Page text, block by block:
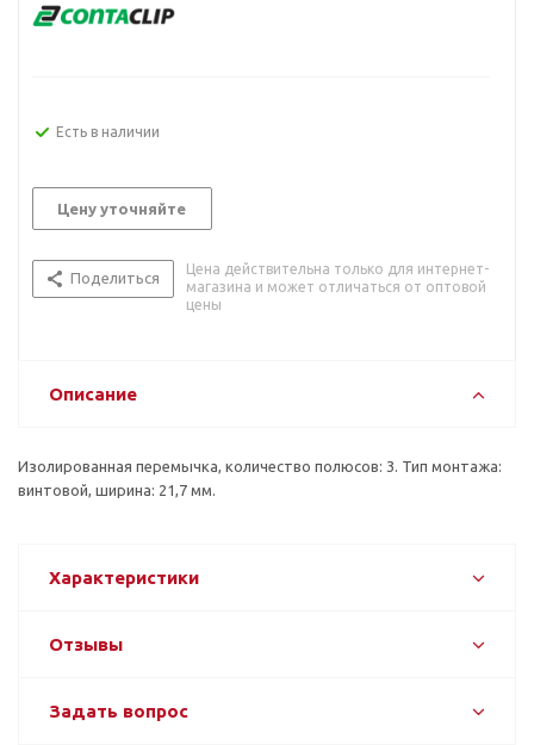
Есть в наличии
Цену уточняйте
Поделиться
Цена действительна только для интернет-
магазина и может отличаться от оптовой
цены
Описание
Изолированная перемычка, количество полюсов: 3. Тип монтажа:
винтовой, ширина: 21,7 мм.
Характеристики
Отзывы
Задать вопрос